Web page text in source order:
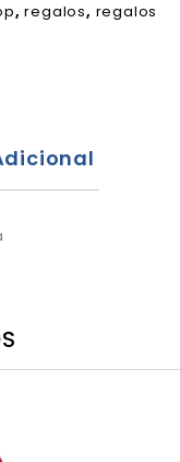
,regalos, regalos